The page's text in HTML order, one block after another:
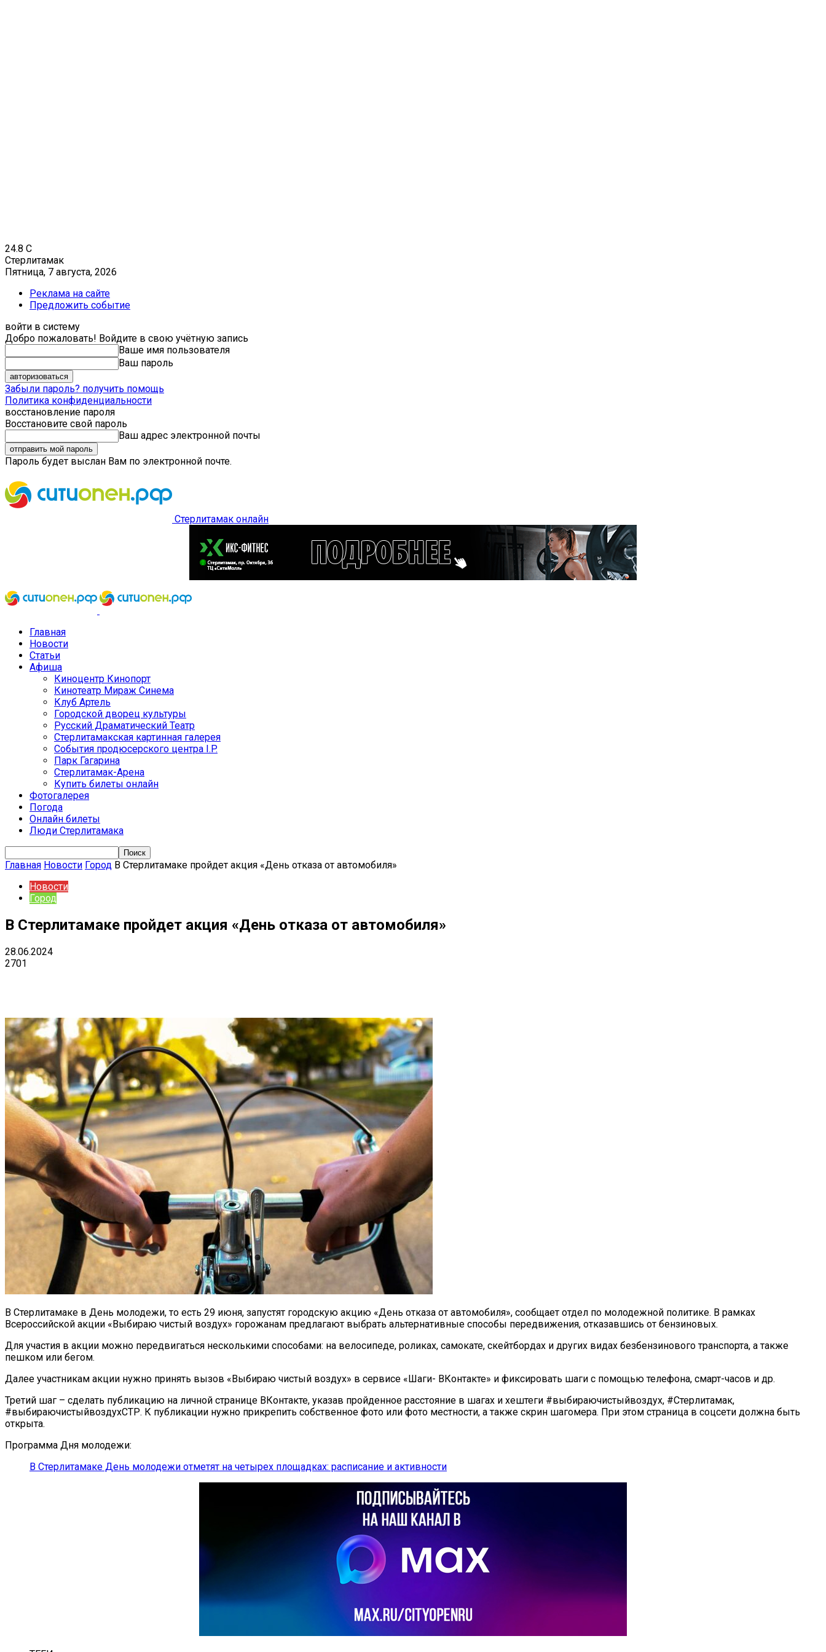
24.8 C
Стерлитамак
Пятница, 7 августа, 2026
Реклама на сайте
Предложить событие
войти в систему
Добро пожаловать! Войдите в свою учётную запись
Ваше имя пользователя
Ваш пароль
Забыли пароль? получить помощь
Политика конфиденциальности
восстановление пароля
Восстановите свой пароль
Ваш адрес электронной почты
Пароль будет выслан Вам по электронной почте.
Стерлитамак онлайн
Главная
Новости
Статьи
Афиша
Киноцентр Кинопорт
Кинотеатр Мираж Синема
Клуб Артель
Городской дворец культуры
Русский Драматический Театр
Стерлитамакская картинная галерея
События продюсерского центра I.P.
Парк Гагарина
Стерлитамак-Арена
Купить билеты онлайн
Фотогалерея
Погода
Онлайн билеты
Люди Стерлитамака
Главная Новости Город В Стерлитамаке пройдет акция «День отказа от автомобиля»
Новости
Город
В Стерлитамаке пройдет акция «День отказа от автомобиля»
28.06.2024
2701
В Стерлитамаке в День молодежи, то есть 29 июня, запустят городскую акцию «День отказа от автомобиля», сообщает отдел по молодежной политике. В рамках
Всероссийской акции «Выбираю чистый воздух» горожанам предлагают выбрать альтернативные способы передвижения, отказавшись от бензиновых.
Для участия в акции можно передвигаться несколькими способами: на велосипеде, роликах, самокате, скейтбордах и других видах безбензинового транспорта, а также
пешком или бегом.
Далее участникам акции нужно принять вызов «Выбираю чистый воздух» в сервисе «Шаги- ВКонтакте» и фиксировать шаги с помощью телефона, смарт-часов и др.
Третий шаг – сделать публикацию на личной странице ВКонтакте, указав пройденное расстояние в шагах и хештеги #выбираючистыйвоздух, #Стерлитамак,
#выбираючистыйвоздухСТР. К публикации нужно прикрепить собственное фото или фото местности, а также скрин шагомера. При этом страница в соцсети должна быть
открыта.
Программа Дня молодежи:
В Стерлитамаке День молодежи отметят на четырех площадках: расписание и активности